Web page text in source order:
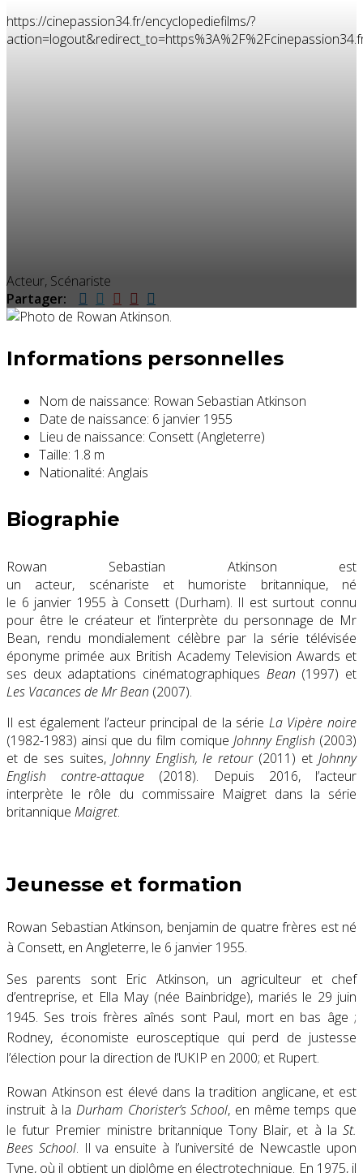
https://cinepassion34.fr/encyclopediefilms/?
Acteur, Scénariste
Partager:
Informations personnelles
Nom de naissance: Rowan Sebastian Atkinson
Date de naissance: 6 janvier 1955
Lieu de naissance: Consett (Angleterre)
Taille: 1.8 m
Nationalité: Anglais
Biographie
Rowan Sebastian Atkinson
est
un acteur, scénariste et humoriste britannique, né
le 6 janvier 1955 à Consett (Durham). Il est surtout connu
pour être le créateur et l’interprète du personnage de Mr
Bean, rendu mondialement célèbre par la série télévisée
éponyme primée aux British Academy Television Awards et
ses deux adaptations cinématographiques Bean (1997) et
Les Vacances de Mr Bean (2007).
Il est également l’acteur principal de la série La Vipère noire
(1982-1983) ainsi que du film comique Johnny English (2003)
et de ses suites, Johnny English, le retour(2011) etJohnny
English contre-attaque (2018). Depuis 2016, l’acteur
interprète le rôle du commissaire Maigret dans la série
britannique Maigret.
Jeunesse et formation
Rowan Sebastian Atkinson, benjamin de quatre frères est né
à Consett, en Angleterre, le 6 janvier 1955.
Ses parents sont Eric Atkinson, un agriculteur et chef
d’entreprise, et Ella May (née Bainbridge), mariés le 29 juin
1945. Ses trois frères aînés sont Paul, mort en bas âge ;
Rodney, économiste eurosceptique qui perd de justesse
l’élection pour la direction de l’UKIP en 2000; et Rupert.
Rowan Atkinson est élevé dans la tradition anglicane, et est
instruit à la Durham Chorister’s School, en même temps que
le futur Premier ministre britannique Tony Blair, et à laSt.
Bees School. Il va ensuite à l’université de Newcastle upon
Tyne, où il obtient un diplôme en électrotechnique. En 1975, il